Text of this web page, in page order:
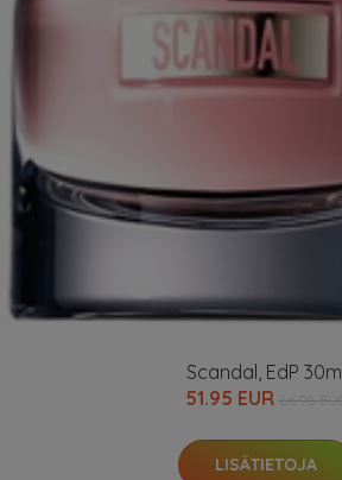
Scandal, EdP 30ml
51.95 EUR
LISÄTIETOJA